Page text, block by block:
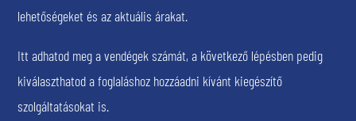
lehetőségeket és az aktuális árakat.
Itt adhatod meg a vendégek számát, a következő lépésben pedig
kiválaszthatod a foglaláshoz hozzáadni kívánt kiegészítő
szolgáltatásokat is.